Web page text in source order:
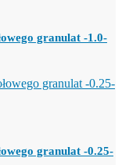
granulat -1.0-
granulat -0.25-